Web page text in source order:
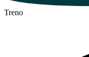
Treno